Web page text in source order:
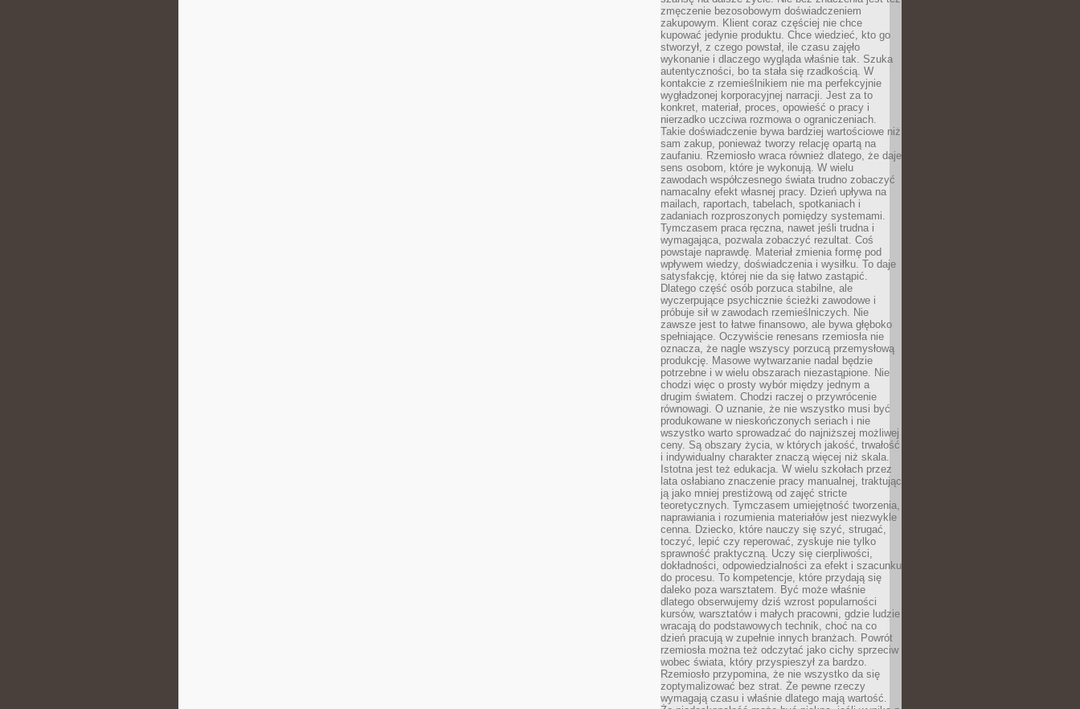
zmęczenie bezosobowym doświadczeniem
zakupowym. Klient coraz częściej nie chce
kupować jedynie produktu. Chce wiedzieć, kto go
stworzył, z czego powstał, ile czasu zajęło
wykonanie i dlaczego wygląda właśnie tak. Szuka
autentyczności, bo ta stała się rzadkością. W
kontakcie z rzemieślnikiem nie ma perfekcyjnie
wygładzonej korporacyjnej narracji. Jest za to
konkret, materiał, proces, opowieść o pracy i
nierzadko uczciwa rozmowa o ograniczeniach.
Takie doświadczenie bywa bardziej wartościowe niż
sam zakup, ponieważ tworzy relację opartą na
zaufaniu. Rzemiosło wraca również dlatego, że daje
sens osobom, które je wykonują. W wielu
zawodach współczesnego świata trudno zobaczyć
namacalny efekt własnej pracy. Dzień upływa na
mailach, raportach, tabelach, spotkaniach i
zadaniach rozproszonych pomiędzy systemami.
Tymczasem praca ręczna, nawet jeśli trudna i
wymagająca, pozwala zobaczyć rezultat. Coś
powstaje naprawdę. Materiał zmienia formę pod
wpływem wiedzy, doświadczenia i wysiłku. To daje
satysfakcję, której nie da się łatwo zastąpić.
Dlatego część osób porzuca stabilne, ale
wyczerpujące psychicznie ścieżki zawodowe i
próbuje sił w zawodach rzemieślniczych. Nie
zawsze jest to łatwe finansowo, ale bywa głęboko
spełniające. Oczywiście renesans rzemiosła nie
oznacza, że nagle wszyscy porzucą przemysłową
produkcję. Masowe wytwarzanie nadal będzie
potrzebne i w wielu obszarach niezastąpione. Nie
chodzi więc o prosty wybór między jednym a
drugim światem. Chodzi raczej o przywrócenie
równowagi. O uznanie, że nie wszystko musi być
produkowane w nieskończonych seriach i nie
wszystko warto sprowadzać do najniższej możliwej
ceny. Są obszary życia, w których jakość, trwałość
i indywidualny charakter znaczą więcej niż skala.
Istotna jest też edukacja. W wielu szkołach przez
lata osłabiano znaczenie pracy manualnej, traktując
ją jako mniej prestiżową od zajęć stricte
teoretycznych. Tymczasem umiejętność tworzenia,
naprawiania i rozumienia materiałów jest niezwykle
cenna. Dziecko, które nauczy się szyć, strugać,
toczyć, lepić czy reperować, zyskuje nie tylko
sprawność praktyczną. Uczy się cierpliwości,
dokładności, odpowiedzialności za efekt i szacunku
do procesu. To kompetencje, które przydają się
daleko poza warsztatem. Być może właśnie
dlatego obserwujemy dziś wzrost popularności
kursów, warsztatów i małych pracowni, gdzie ludzie
wracają do podstawowych technik, choć na co
dzień pracują w zupełnie innych branżach. Powrót
rzemiosła można też odczytać jako cichy sprzeciw
wobec świata, który przyspieszył za bardzo.
Rzemiosło przypomina, że nie wszystko da się
zoptymalizować bez strat. Że pewne rzeczy
wymagają czasu i właśnie dlatego mają wartość.